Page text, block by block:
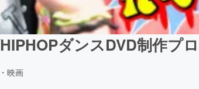
ダンスDVD制作プ
映画